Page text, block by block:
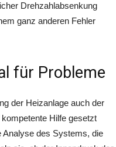
Drehzahlabsenkung
ganz anderen Fehler
für Probleme
der Heizanlage auch der
Hilfe gesetzt
Analyse des Systems, die